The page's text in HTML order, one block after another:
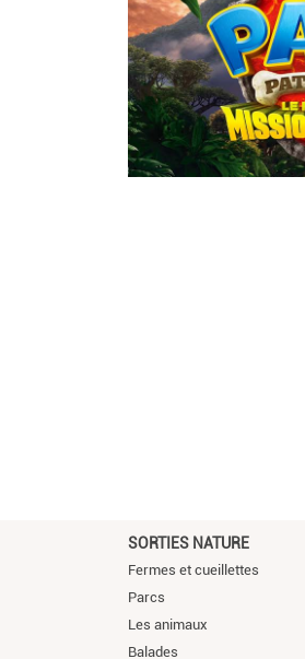
SORTIES NATURE
Fermes et cueillettes
Parcs
Les animaux
Balades